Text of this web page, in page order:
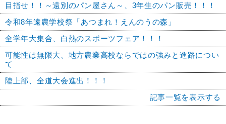
目指せ！！～遠別のパン屋さん～、3年生のパン販売！！！
令和8年遠農学校祭「あつまれ！えんのうの森」
全学年大集合、白熱のスポーツフェア！！！
可能性は無限大、地方農業高校ならではの強みと進路につい
て
陸上部、全道大会進出！！！
記事一覧を表示する